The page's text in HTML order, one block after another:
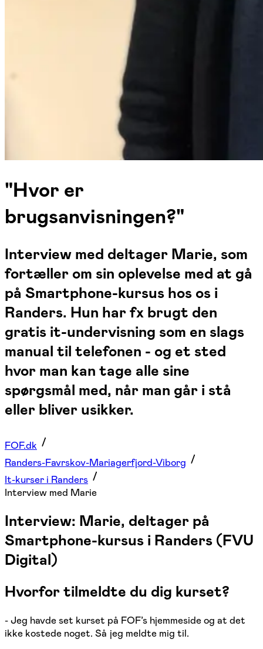
"Hvor er
brugsanvisningen?"
Interview med deltager Marie, som
fortæller om sin oplevelse med at gå
på Smartphone-kursus hos os i
Randers. Hun har fx brugt den
gratis it-undervisning som en slags
manual til telefonen - og et sted
hvor man kan tage alle sine
spørgsmål med, når man går i stå
eller bliver usikker.
FOF.dk
Randers-Favrskov-Mariagerfjord-Viborg
It-kurser i Randers
Interview med Marie
Interview: Marie, deltager på
Smartphone-kursus i Randers (FVU
Digital)
Hvorfor tilmeldte du dig kurset?
- Jeg havde set kurset på FOF’s hjemmeside og at det
ikke kostede noget. Så jeg meldte mig til.